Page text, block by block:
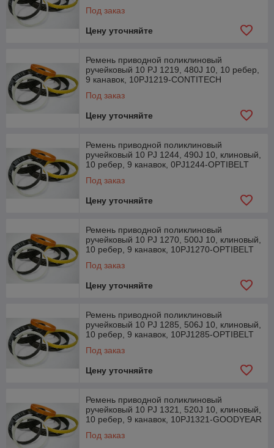
Под заказ
Цену уточняйте
Ремень приводной поликлиновый
ручейковый 10 PJ 1219, 480J 10, 10 ребер,
9 канавок, 10PJ1219-CONTITECH
Под заказ
Цену уточняйте
Ремень приводной поликлиновый
ручейковый 10 PJ 1244, 490J 10, клиновый,
10 ребер, 9 канавок, 0PJ1244-OPTIBELT
Под заказ
Цену уточняйте
Ремень приводной поликлиновый
ручейковый 10 PJ 1270, 500J 10, клиновый,
10 ребер, 9 канавок, 10PJ1270-OPTIBELT
Под заказ
Цену уточняйте
Ремень приводной поликлиновый
ручейковый 10 PJ 1285, 506J 10, клиновый,
10 ребер, 9 канавок, 10PJ1285-OPTIBELT
Под заказ
Цену уточняйте
Ремень приводной поликлиновый
ручейковый 10 PJ 1321, 520J 10, клиновый,
10 ребер, 9 канавок, 10PJ1321-GOODYEAR
Под заказ